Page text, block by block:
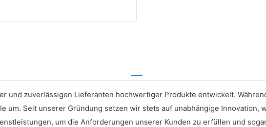
und zuverlässigen Lieferanten hochwertiger Produkte entwickelt.
um. Seit unserer Gründung setzen wir stets auf unabhängige Innovation,
um die Anforderungen unserer Kunden zu erfüllen und